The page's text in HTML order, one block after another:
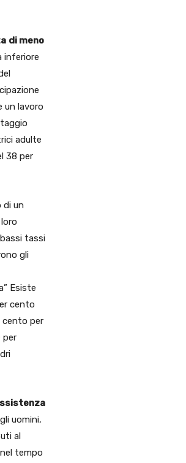
di meno
inferiore
un lavoro
adulte
38 per
di un
tassi
gli
Esiste
cento
cento per
per
uomini,
al
tempo